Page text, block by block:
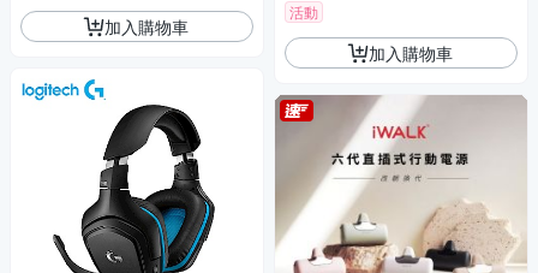
加入購物車
活動
加入購物車